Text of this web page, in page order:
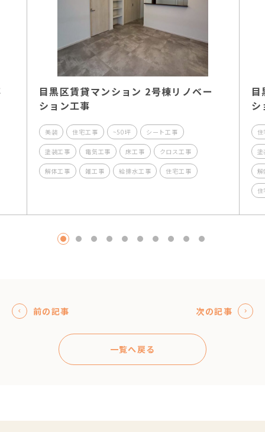
目黒区賃貸マンション 2号棟リノベー
ション工事
美装 住宅工事 ~50坪 シート工事
塗装工事 電気工事 床工事 クロス工事
解体工事 雑工事 給排水工事 住宅工事
シ
住
塗
解
住
1
2 3 4 5 6 7 8
前の記事 次の記事
一覧へ戻る